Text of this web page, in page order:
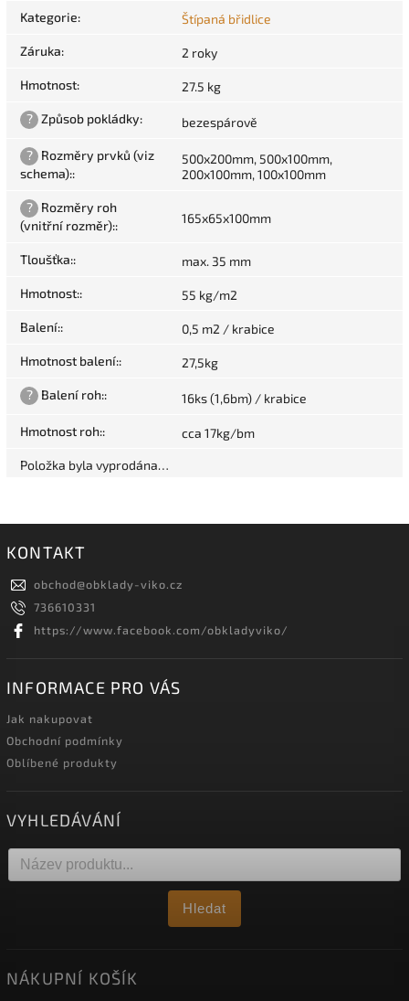
Kategorie: Štípaná břidlice
Záruka: 2 roky
Hmotnost: 27.5 kg
? Způsob pokládky: bezespárově
?
Rozměry prvků (viz
schema)::
500x200mm, 500x100mm,
200x100mm, 100x100mm
?
Rozměry roh
(vnitřní rozměr):: 165x65x100mm
Tloušťka:: max. 35 mm
Hmotnost:: 55 kg/m2
Balení:: 0,5 m2 / krabice
Hmotnost balení:: 27,5kg
? Balení roh:: 16ks (1,6bm) / krabice
Hmotnost roh:: cca 17kg/bm
Položka byla vyprodána…
KONTAKT
obchod@obklady-viko.cz
736610331
https://www.facebook.com/obkladyviko/
INFORMACE PRO VÁS
Jak nakupovat
Obchodní podmínky
Oblíbené produkty
VYHLEDÁVÁNÍ
Hledat
NÁKUPNÍ KOŠÍK